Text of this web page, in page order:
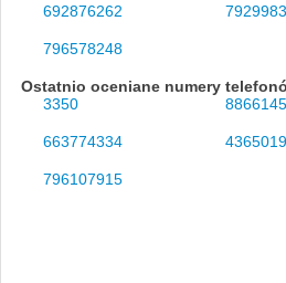
692876262
796578248
Ostatnio oceniane numery
3350
663774334
796107915